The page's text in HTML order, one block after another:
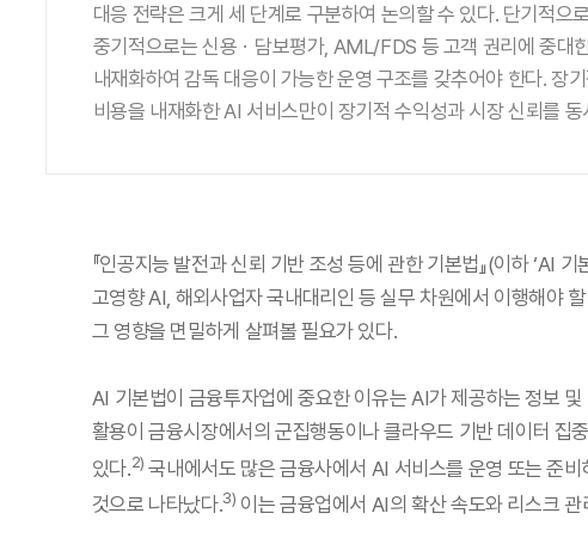
대응 전략은 크게 세 단계로 구분하여 논의할 수 있다. 단기적
중기적으로는 신용ㆍ담보평가, AML/FDS 등 고객 권리에 중대
내재화하여 감독 대응이 가능한 운영 구조를 갖추어야 한다. 장
비용을 내재화한 AI 서비스만이 장기적 수익성과 시장 신뢰를
『인공지능 발전과 신뢰 기반 조성 등에 관한 기본법』(이하 ‘AI
고영향 AI, 해외사업자 국내대리인 등 실무 차원에서 이행해야
그 영향을 면밀하게 살펴볼 필요가 있다.
AI 기본법이 금융투자업에 중요한 이유는 AI가 제공하는 정보
활용이 금융시장에서의 군집행동이나 클라우드 기반 데이터 집
있다.2) 국내에서도 많은 금융사에서 AI 서비스를 운영 또는 준
것으로 나타났다.3) 이는 금융업에서 AI의 확산 속도와 리스크